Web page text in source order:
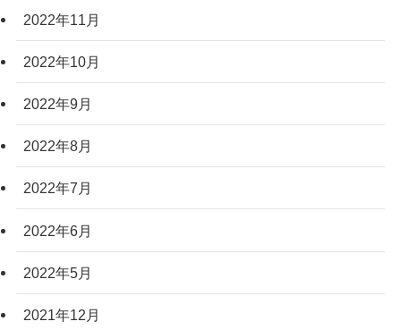
2022年11月
2022年10月
2022年9月
2022年8月
2022年7月
2022年6月
2022年5月
2021年12月